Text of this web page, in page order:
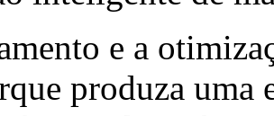
e a
produza uma